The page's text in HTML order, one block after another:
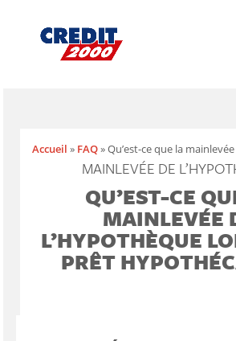
Accueil » FAQ»Qu’est-ce que la
MAINLEVÉE DE
QU’EST-CE
MAINLEVÉE
L’HYPOTHÈQUE
PRÊT